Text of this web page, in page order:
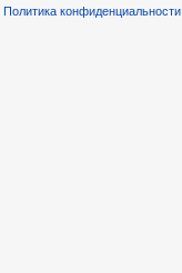
Политика конфиденциальности